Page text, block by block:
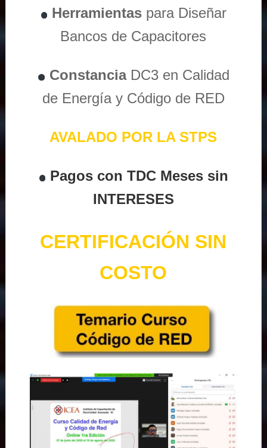
Herramientas para Diseñar
Bancos de Capacitores
ConstanciaDC3 en Calidad
de Energía y Código de RED
AVALADO POR LA STPS
Pagos con TDC Meses sin
INTERESES
CERTIFICACIÓN SIN
COSTO